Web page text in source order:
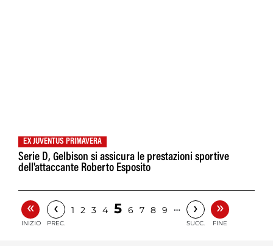
EX JUVENTUS PRIMAVERA
Serie D, Gelbison si assicura le prestazioni sportive
dell'attaccante Roberto Esposito
«
INIZIO
‹
PREC.
1 2 3 4 5 6 7 8 9 … ›
SUCC.
»
FINE